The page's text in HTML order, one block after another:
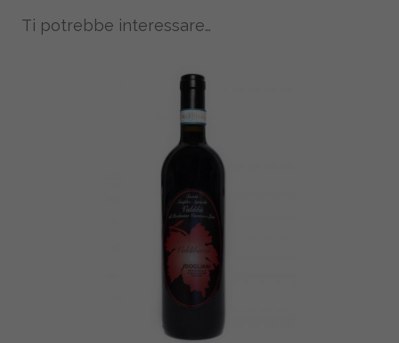
Ti potrebbe interessare…